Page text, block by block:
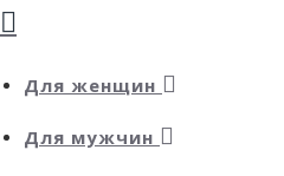
Для женщин
Для мужчин